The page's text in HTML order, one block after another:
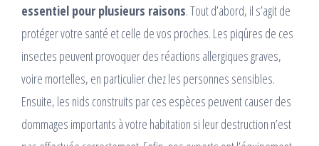
essentiel pour plusieurs raisons. Tout d’abord, il s’agit de
protéger votre santé et celle de vos proches. Les piqûres de ces
insectes peuvent provoquer des réactions allergiques graves,
voire mortelles, en particulier chez les personnes sensibles.
Ensuite, les nids construits par ces espèces peuvent causer des
dommages importants à votre habitation si leur destruction n’est